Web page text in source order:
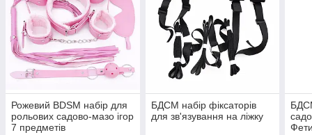
Рожевий BDSM набір для
рольових садово-мазо ігор
7 предметів
БДСМ набір фіксаторів
для зв'язування на ліжку